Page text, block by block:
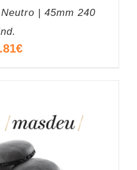
| 45mm 240
€